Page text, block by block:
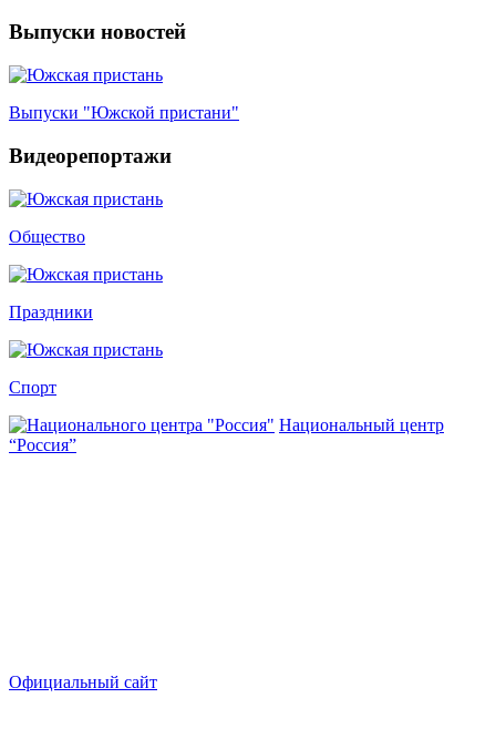
Выпуски новостей
Выпуски "Южской пристани"
Видеорепортажи
Общество
Праздники
Спорт
Национальный центр
“Россия”
Официальный сайт